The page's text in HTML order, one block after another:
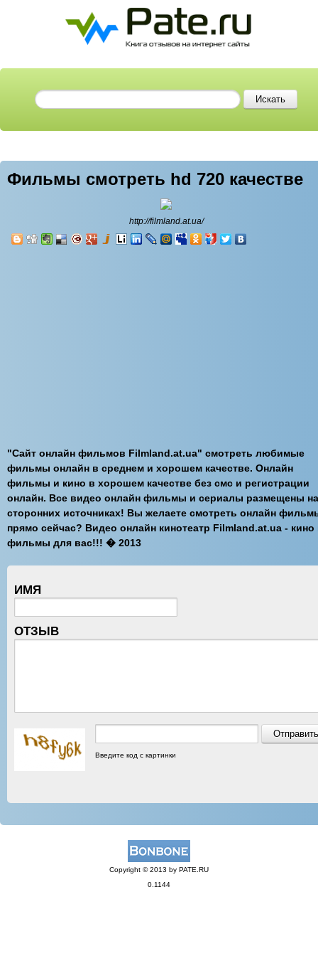
Фильмы смотреть hd 720 качестве
http://filmland.at.ua/
"Сайт онлайн фильмов Filmland.at.ua" смотреть любимые
фильмы онлайн в среднем и хорошем качестве. Онлайн
фильмы и кино в хорошем качестве без смс и регистрации
онлайн. Все видео онлайн фильмы и сериалы размещены на
сторонних источниках! Вы желаете смотреть онлайн
прямо сейчас? Видео онлайн кинотеатр Filmland.at.ua - кино
фильмы для вас!!! � 2013
ИМЯ
ОТЗЫВ
Введите код с картинки
Copyright © 2013 by PATE.RU
0.1144